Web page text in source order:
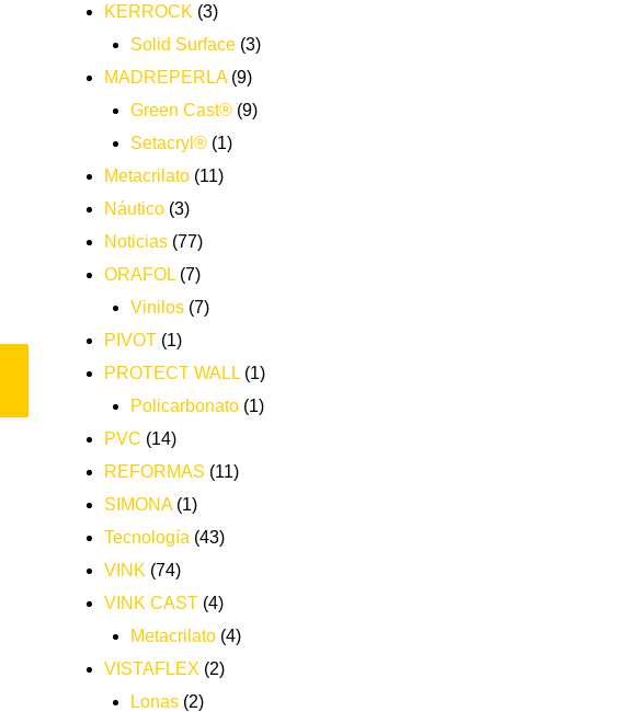
KERROCK (3)
Solid Surface (3)
MADREPERLA(9)
Green Cast® (9)
Setacryl® (1)
Metacrilato (11)
Náutico (3)
Noticias (77)
ORAFOL (7)
Vinilos (7)
PIVOT (1)
PROTECT WALL (1)
Policarbonato (1)
PVC (14)
REFORMAS (11)
SIMONA(1)
Tecnología (43)
VINK (74)
VINK CAST (4)
Metacrilato (4)
VISTAFLEX (2)
Lonas (2)